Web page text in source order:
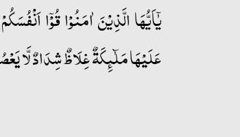
یٰۤاَیُّہَا الَّذِیۡنَ اٰمَنُوۡا قُوۡۤا
عَلَیۡہَا مَلٰٓئِکَۃٌ غِلَاظٌ شِدَادٌ لَّا